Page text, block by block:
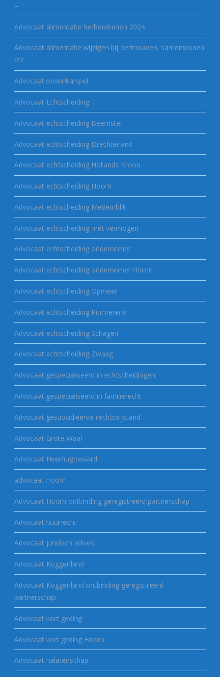
–
Advocaat alimentatie herberekenen 2024
Advocaat alimentatie wijzigen bij hertrouwen, samenwonen
etc
Advocaat bovenkarspel
Advocaat Echtscheiding
Advocaat echtscheiding Beemster
Advocaat echtscheiding Drechterland
Advocaat echtscheiding Hollands Kroon
Advocaat echtscheiding Hoorn
Advocaat echtscheiding Medemblik
Advocaat echtscheiding mét vermogen
Advocaat echtscheiding ondernemer
Advocaat echtscheiding ondernemer Hoorn
Advocaat echtscheiding Opmeer
Advocaat echtscheiding Purmerend
Advocaat echtscheiding Schagen
Advocaat echtscheiding Zwaag
Advocaat gespecialiseerd in echtscheidingen
Advocaat gespecialiseerd in familierecht
Advocaat gesubsidieerde rechtsbijstand
Advocaat Grote Waal
Advocaat Heerhugowaard
advocaat Hoorn
Advocaat Hoorn ontbinding geregistreerd partnerschap
Advocaat huurrecht
Advocaat juridisch advies
Advocaat Koggenland
Advocaat Koggenland ontbinding geregistreerd
partnerschap
Advocaat kort geding
Advocaat kort geding Hoorn
Advocaat nalatenschap